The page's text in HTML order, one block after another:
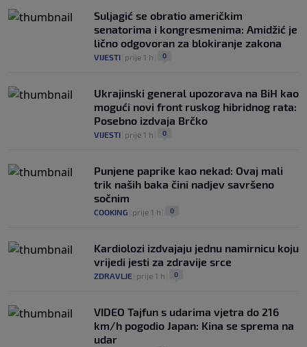
Suljagić se obratio američkim
senatorima i kongresmenima: Amidžić je
lično odgovoran za blokiranje zakona
VIJESTI prije 1 h 0
Ukrajinski general upozorava na BiH kao
mogući novi front ruskog hibridnog rata:
Posebno izdvaja Brčko
VIJESTI prije 1 h 0
Punjene paprike kao nekad: Ovaj mali
trik naših baka čini nadjev savršeno
sočnim
COOKING prije 1 h 0
Kardiolozi izdvajaju jednu namirnicu koju
vrijedi jesti za zdravije srce
ZDRAVLJE prije 1 h 0
VIDEO Tajfun s udarima vjetra do 216
km/h pogodio Japan: Kina se sprema na
udar